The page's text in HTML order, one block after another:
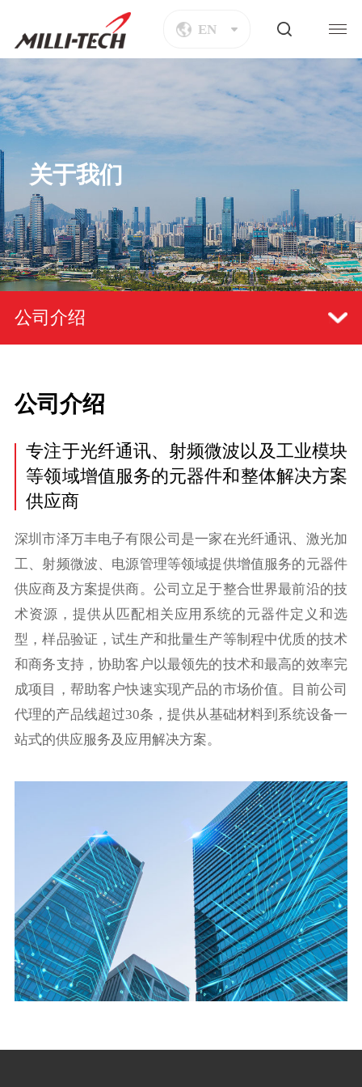
EN
关于我们
公司介绍
公司介绍
专注于光纤通讯、射频微波以及工业模块
等领域增值服务的元器件和整体解决方案
供应商
深圳市泽万丰电子有限公司是一家在光纤通讯、激光加
工、射频微波、电源管理等领域提供增值服务的元器件
供应商及方案提供商。公司立足于整合世界最前沿的技
术资源，提供从匹配相关应用系统的元器件定义和选
型，样品验证，试生产和批量生产等制程中优质的技术
和商务支持，协助客户以最领先的技术和最高的效率完
成项目，帮助客户快速实现产品的市场价值。目前公司
代理的产品线超过30条，提供从基础材料到系统设备一
站式的供应服务及应用解决方案。